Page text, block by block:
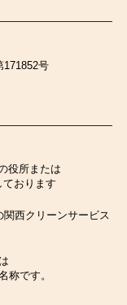
号
役所または
おります
関西クリーンサービス
です。